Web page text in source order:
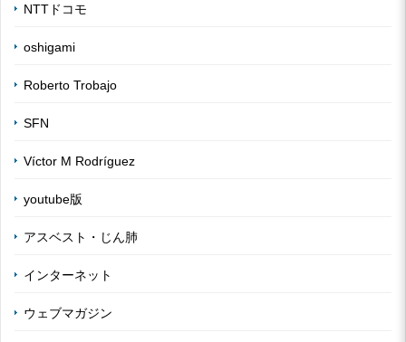
NTTドコモ
oshigami
Roberto Trobajo
SFN
Víctor M Rodríguez
youtube版
アスベスト・じん肺
インターネット
ウェブマガジン